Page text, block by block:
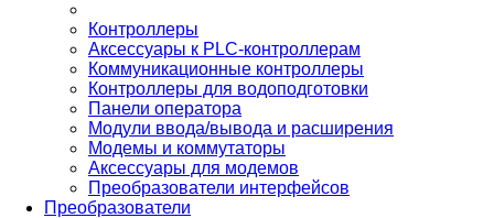
Контроллеры
Аксессуары к PLC-контроллерам
Коммуникационные контроллеры
Контроллеры для водоподготовки
Панели оператора
Модули ввода/вывода и расширения
Модемы и коммутаторы
Аксессуары для модемов
Преобразователи интерфейсов
Преобразователи